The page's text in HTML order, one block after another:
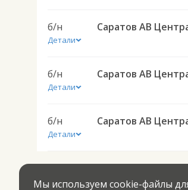
б/н
Детали
б/н
Детали
б/н
Детали
Мы используем cookie-файлы